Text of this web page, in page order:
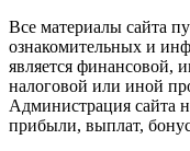
Все материалы сайта
ознакомительных и
является финансовой,
налоговой или иной
Администрация сайта
прибыли, выплат,